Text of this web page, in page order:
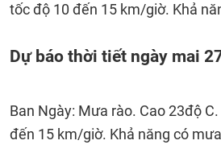
tốc độ 10 đến 15 km/giờ. Khả
Dự báo thời tiết ngày mai
Ban Ngày: Mưa rào. Cao 23độ
đến 15 km/giờ. Khả năng có